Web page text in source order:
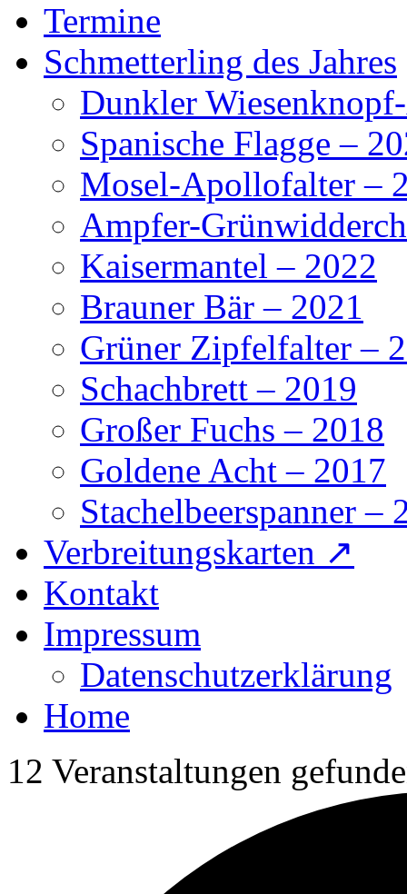
Termine
Schmetterling des Jahres
Dunkler
Spanische Flagge –
Mosel-Apollofalter –
Ampfer-
Kaisermantel – 2022
Brauner Bär – 2021
Grüner Zipfelfalter –
Schachbrett – 2019
Großer Fuchs – 2018
Goldene Acht – 2017
Stachelbeerspanner –
Verbreitungskarten ↗
Kontakt
Impressum
Datenschutzerklärung
Home
12 Veranstaltungen